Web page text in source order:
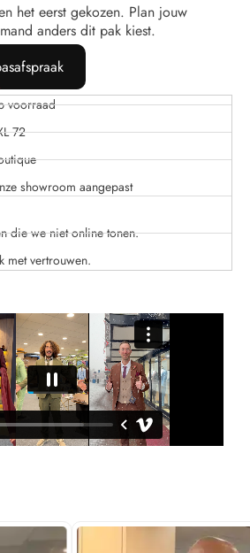
het eerst gekozen. Plan jouw
anders dit pak kiest.
voorraad
72
showroom aangepast
die we niet online tonen.
met vertrouwen.